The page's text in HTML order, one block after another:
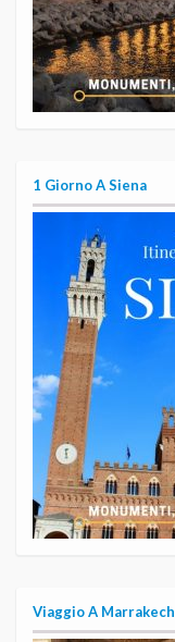
1 Giorno A Siena
Viaggio A Marrakech